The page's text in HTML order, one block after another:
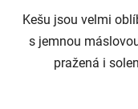
Kešu jsou velmi
s jemnou
pražená i